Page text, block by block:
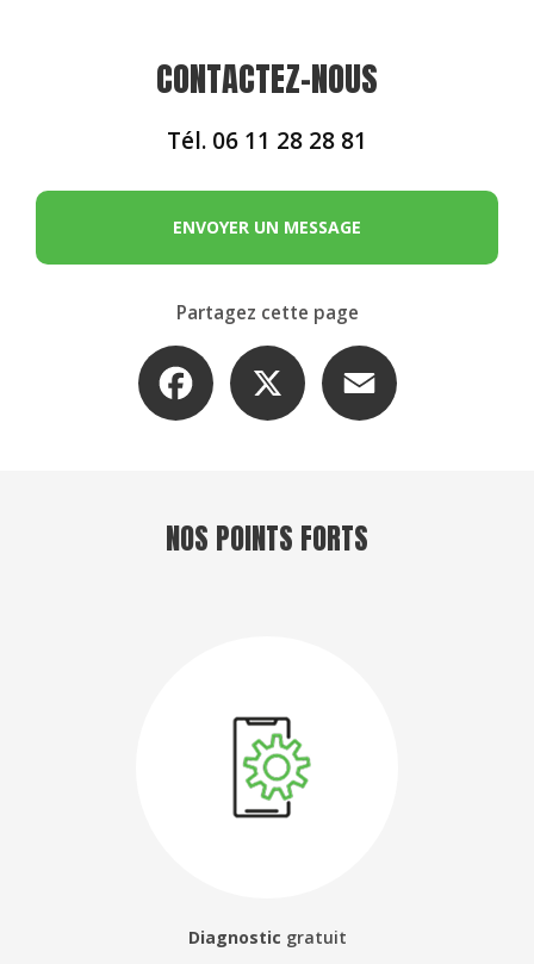
CONTACTEZ-NOUS
Tél. 06 11 28 28 81
ENVOYER UN MESSAGE
Partagez cette page
Facebook
NOS POINTS FORTS
Diagnostic gratuit